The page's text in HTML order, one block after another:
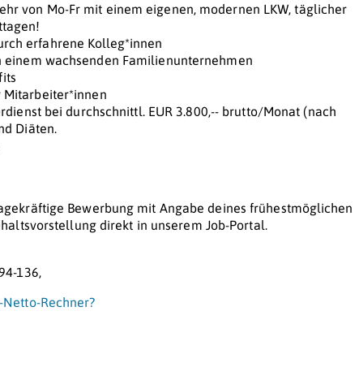
von Mo-Fr mit einem eigenen, modernen LKW, täglicher
erfahrene Kolleg*innen
wachsenden Familienunternehmen
Mitarbeiter*innen
bei durchschnittl. EUR 3.800,-- brutto/Monat (nach
Diäten.
Bewerbung mit Angabe deines frühestmöglichen
direkt in unserem Job-Portal.
136,
Rechner?